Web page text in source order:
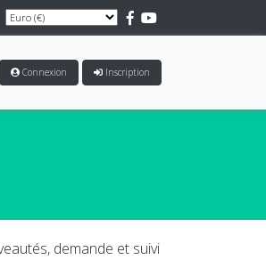
Connexion Inscription
demande et suivi